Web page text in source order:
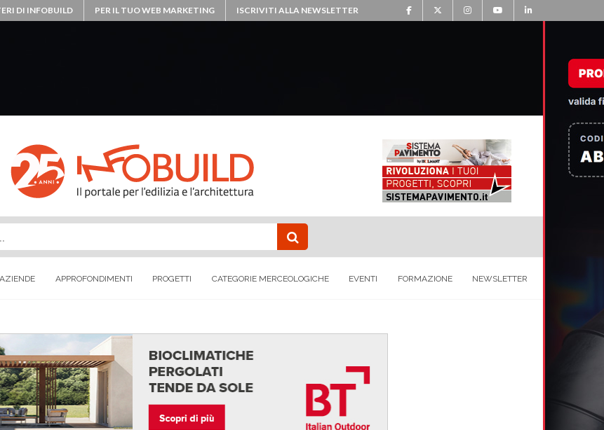
DI INFOBUILD PER IL TUO WEB MARKETING ISCRIVITI ALLA NEWSLETTER
APPROFONDIMENTI PROGETTI CATEGORIE MERCEOLOGICHE EVENTI FORMAZIONE NEWSLETTER